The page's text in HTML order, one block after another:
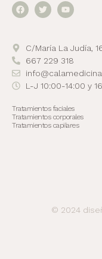
C/María La Judía,
667 229 318
L-J 10:00-14:00 y
Tratamientos faciales
Tratamientos corporales
Tratamientos capilares
© 2024